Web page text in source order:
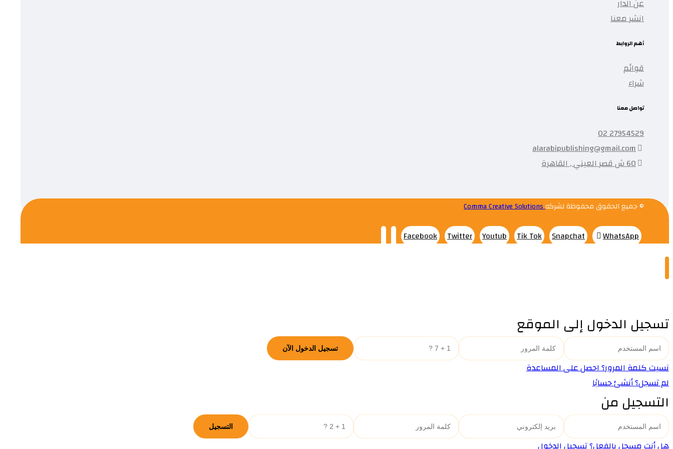
عن الدار
انشر معنا
أهم الروابط
قوائم
شراء
تواصل معنا
27954529 02
alarabipublishing@gmail.com
60 ش قصر العيني , القاهرة
© جميع الحقوق محفوظة لشركهComma Creative Solutions
Facebook Twitter Youtub Tik Tok Snapchat WhatsApp
تسجيل الدخول إلى الموقع
نسيت كلمة المرور؟ احصل على المساعدة
لم تسجل؟ أنشئ حسابًا
التسجيل من